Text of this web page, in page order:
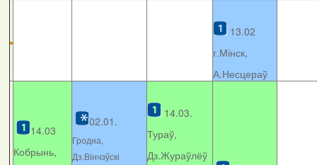
13.02
г.Мінск,
А.Несцераў
14.03
Кобрынь,
02.01.
Гродна,
Дз.Вінчэўскі
14.03.
Тураў,
Дз.Жураўлёў